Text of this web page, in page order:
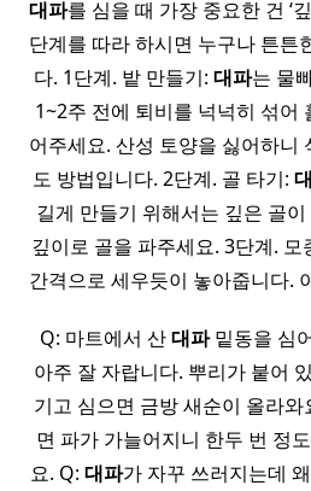
대파를 심을 때 가장 중요한 건 ‘
단계를 따라 하시면 누구나 튼튼
다. 1단계. 밭 만들기: 대파는 물
1~2주 전에 퇴비를 넉넉히 섞어
어주세요. 산성 토양을 싫어하니
도 방법입니다. 2단계. 골 타기:
길게 만들기 위해서는 깊은 골
깊이로 골을 파주세요. 3단계.
간격으로 세우듯이 놓아줍니다.
Q: 마트에서 산대파밑동을 심
아주 잘 자랍니다. 뿌리가 붙어
기고 심으면 금방 새순이 올라
면 파가 가늘어지니 한두 번 정
요. Q: 대파가 자꾸 쓰러지는데